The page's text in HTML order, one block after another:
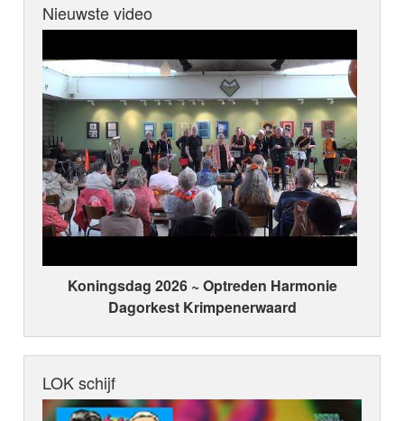
Nieuwste video
Koningsdag 2026 ~ Optreden Harmonie
Dagorkest Krimpenerwaard
LOK schijf